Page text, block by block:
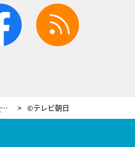
facebook
性経験ないからこそのミス！『オトナ高校』で描かれたウソSEX話の見破り方に納得 ©テレビ朝日